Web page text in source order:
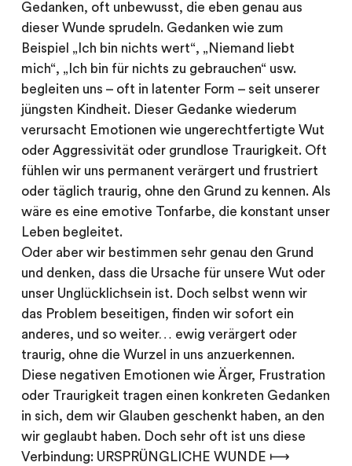
Gedanken, oft unbewusst, die eben genau aus
dieser Wunde sprudeln. Gedanken wie zum
Beispiel „Ich bin nichts wert“, „Niemand liebt
mich“, „Ich bin für nichts zu gebrauchen“ usw.
begleiten uns – oft in latenter Form – seit unserer
jüngsten Kindheit. Dieser Gedanke wiederum
verursacht Emotionen wie ungerechtfertigte Wut
oder Aggressivität oder grundlose Traurigkeit. Oft
fühlen wir uns permanent verärgert und frustriert
oder täglich traurig, ohne den Grund zu kennen. Als
wäre es eine emotive Tonfarbe, die konstant unser
Leben begleitet.
Oder aber wir bestimmen sehr genau den Grund
und denken, dass die Ursache für unsere Wut oder
unser Unglücklichsein ist. Doch selbst wenn wir
das Problem beseitigen, finden wir sofort ein
anderes, und so weiter… ewig verärgert oder
traurig, ohne die Wurzel in uns anzuerkennen.
Diese negativen Emotionen wie Ärger, Frustration
oder Traurigkeit tragen einen konkreten Gedanken
in sich, dem wir Glauben geschenkt haben, an den
wir geglaubt haben. Doch sehr oft ist uns diese
Verbindung: URSPRÜNGLICHE WUNDE ⟼